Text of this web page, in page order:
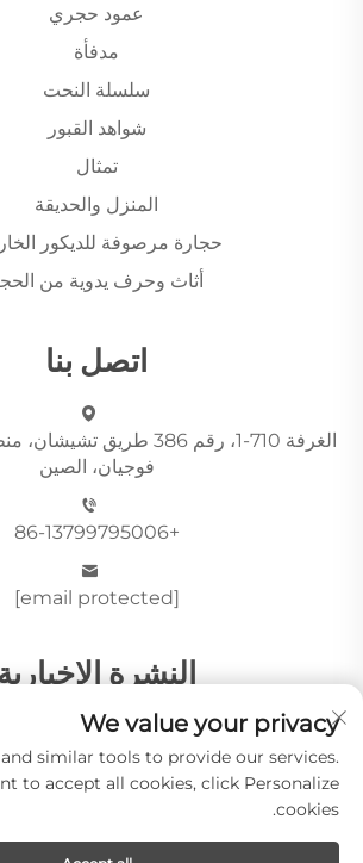
عمود حجري
مدفأة
سلسلة النحت
شواهد القبور
تمثال
المنزل والحديقة
حجارة مرصوفة للديكور
أثاث وحرف يدوية من
اتصل بنا
الغرفة 710-1، رقم 386
فوجيان، الصين
+86-13799795006
[email protected]
النشرة
أرسِل
We value your privacy
similar tools to provide our services.
to accept all cookies, click Personalize
cookies.